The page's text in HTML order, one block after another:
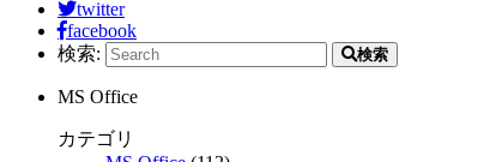
twitter
facebook
検索: 検索
MS Office
カテゴリ